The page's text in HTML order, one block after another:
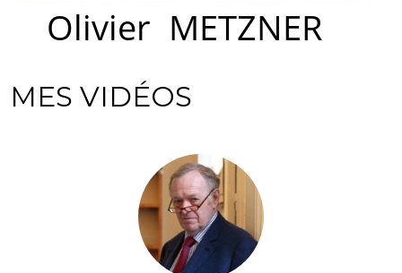
Olivier METZNER
MES VIDÉOS